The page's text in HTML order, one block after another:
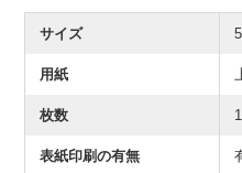
サイズ
用紙
枚数
表紙印刷の有無